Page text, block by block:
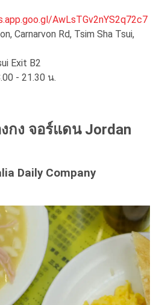
AwLsTGv2nYS2q72c7
Carnarvon Rd, Tsim Sha Tsui,
Exit B2
- 21.30 น.
กง จอร์แดน Jordan
Daily Company